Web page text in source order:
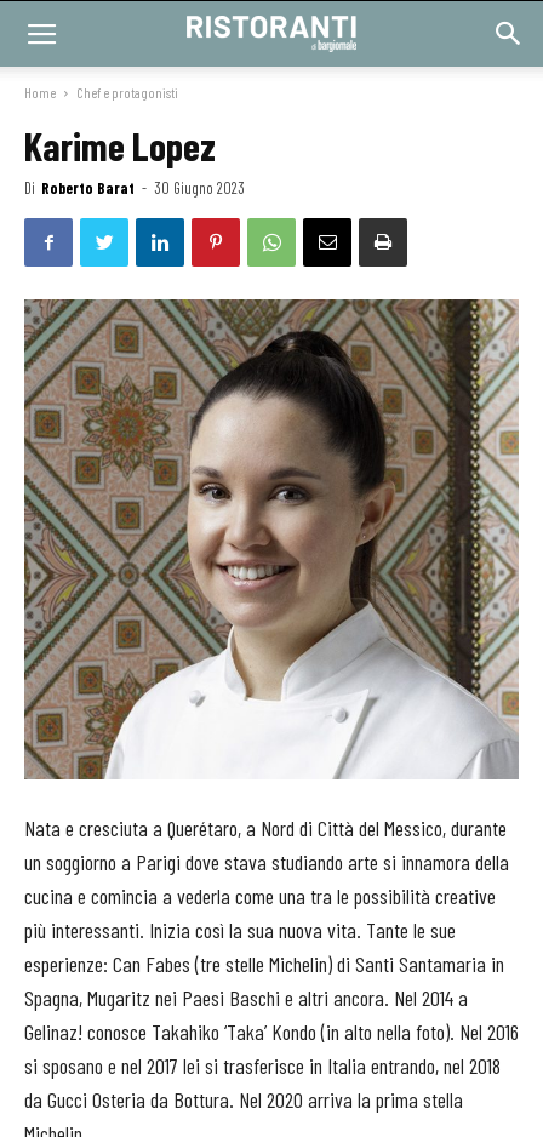
Home Chef e protagonisti
Karime Lopez
Di Roberto Barat - 30 Giugno 2023
Nata e cresciuta a Querétaro, a Nord di Città del Messico, durante
un soggiorno a Parigi dove stava studiando arte si innamora della
cucina e comincia a vederla come una tra le possibilità creative
più interessanti. Inizia così la sua nuova vita. Tante le sue
esperienze: Can Fabes (tre stelle Michelin) di Santi Santamaria in
Spagna, Mugaritz nei Paesi Baschi e altri ancora. Nel 2014 a
Gelinaz! conosce Takahiko ‘Taka’ Kondo (in alto nella foto). Nel 2016
si sposano e nel 2017 lei si trasferisce in Italia entrando, nel 2018
da Gucci Osteria da Bottura. Nel 2020 arriva la prima stella